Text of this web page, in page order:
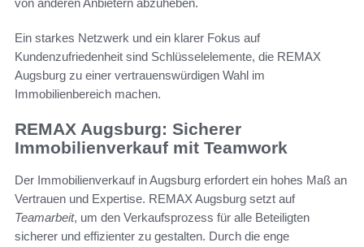
Ein starkes Netzwerk und ein klarer Fokus auf
Kundenzufriedenheit sind Schlüsselelemente, die REMAX
Augsburg zu einer vertrauenswürdigen Wahl im
Immobilienbereich machen.
REMAX Augsburg: Sicherer
Immobilienverkauf mit Teamwork
Der Immobilienverkauf in Augsburg erfordert ein hohes Maß an
Vertrauen und Expertise. REMAX Augsburg setzt auf
Teamarbeit, um den Verkaufsprozess für alle Beteiligten
sicherer und effizienter zu gestalten. Durch die enge